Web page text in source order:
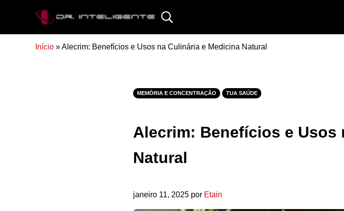
DR. INTELIGENTE
Search...
Início »Alecrim: Benefícios e Usos na Culinária e Medicina Natural
MEMÓRIA E CONCENTRAÇÃO TUA SAÚDE
Alecrim: Benefícios e Usos
Natural
janeiro 11, 2025 por Etain